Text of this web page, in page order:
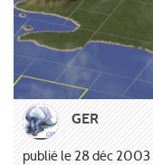
GER
publié le 28 déc 2003